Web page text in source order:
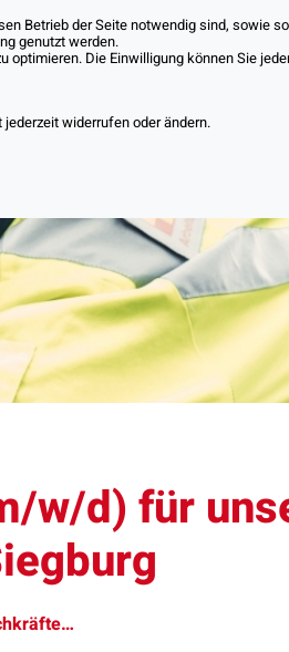
w/d) für
Betrieb der Seite notwendig sind, sowie
genutzt werden.
optimieren. Die Einwilligung können Sie
widerrufen oder ändern.